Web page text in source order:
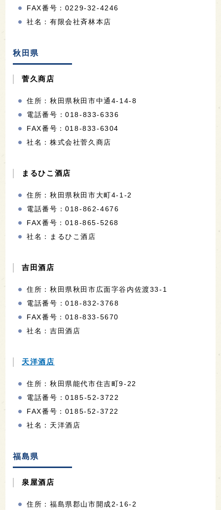
FAX番号：0229-32-4246
社名：有限会社斉林本店
秋田県
菅久商店
住所：秋田県秋田市中通4-14-8
電話番号：018-833-6336
FAX番号：018-833-6304
社名：株式会社菅久商店
まるひこ酒店
住所：秋田県秋田市大町4-1-2
電話番号：018-862-4676
FAX番号：018-865-5268
社名：まるひこ酒店
吉田酒店
住所：秋田県秋田市広面字谷内佐渡33-1
電話番号：018-832-3768
FAX番号：018-833-5670
社名：吉田酒店
天洋酒店
住所：秋田県能代市住吉町9-22
電話番号：0185-52-3722
FAX番号：0185-52-3722
社名：天洋酒店
福島県
泉屋酒店
住所：福島県郡山市開成2-16-2